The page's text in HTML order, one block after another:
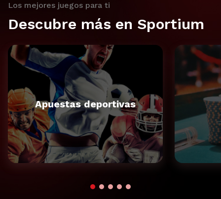
Los mejores juegos para ti
Descubre más en Sportium
Apuestas deportivas